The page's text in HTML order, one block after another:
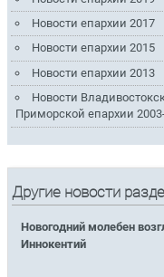
Новости епархии 2017
Новости епархии 2015
Новости епархии 2013
Новости
Приморской епархии
Другие новости
Новогодний молебен
Иннокентий